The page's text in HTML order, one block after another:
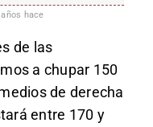
hace
de las
a chupar 150
de derecha
entre 170 y